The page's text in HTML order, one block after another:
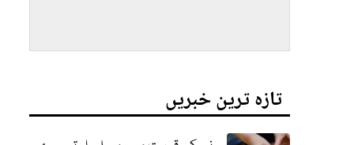
تازہ ترین خبریں